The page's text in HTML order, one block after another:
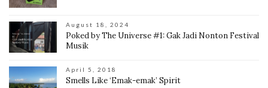
August 18, 2024
Poked by The Universe #1: Gak Jadi Nonton Festival
Musik
April 5, 2018
Smells Like ‘Emak-emak’ Spirit